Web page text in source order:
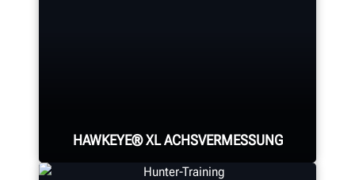
HAWKEYE® XL ACHSVERMESSUNG